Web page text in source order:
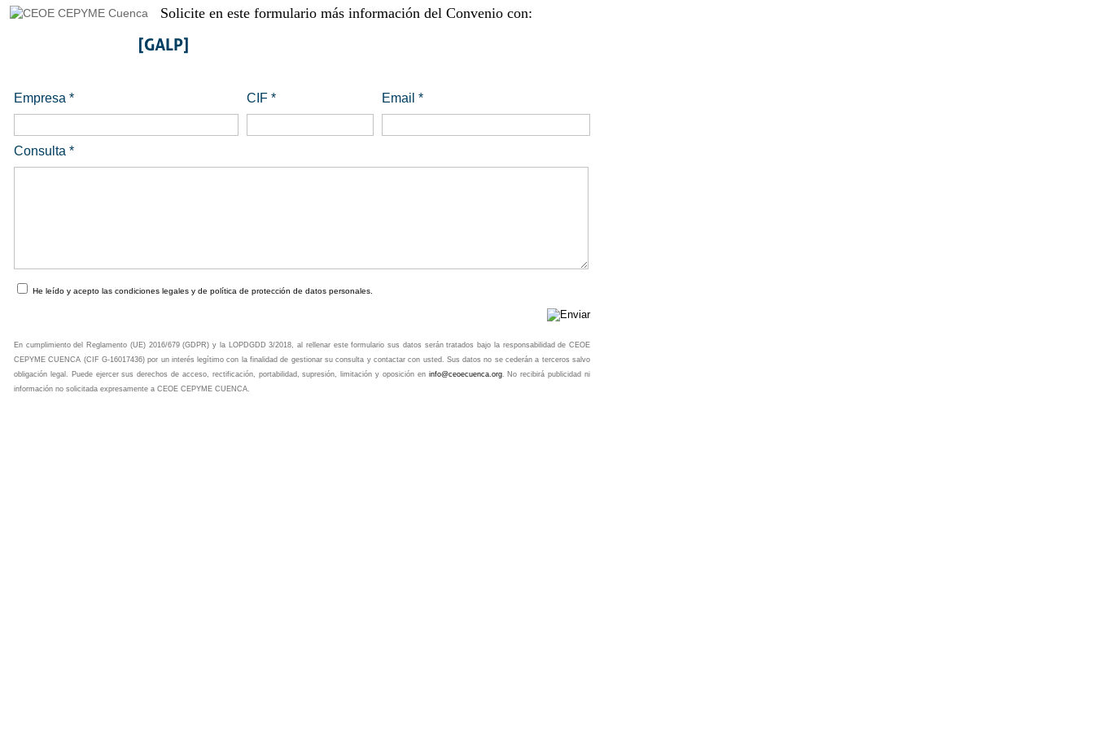
Solicite en este formulario más información del Convenio con:
Empresa * CIF * Email *
Consulta *
He leído y acepto las condiciones legales y de política de protección de datos personales.
En cumplimiento del Reglamento (UE) 2016/679 (GDPR) y la LOPDGDD 3/2018, al rellenar este formulario sus datos serán tratados bajo la responsabilidad de CEOE
CEPYME CUENCA (CIF G-16017436) por un interés legítimo con la finalidad de gestionar su consulta y contactar con usted. Sus datos no se cederán a terceros salvo
obligación legal. Puede ejercer sus derechos de acceso, rectificación, portabilidad, supresión, limitación y oposición en info@ceoecuenca.org. No recibirá publicidad ni
información no solicitada expresamente a CEOE CEPYME CUENCA.